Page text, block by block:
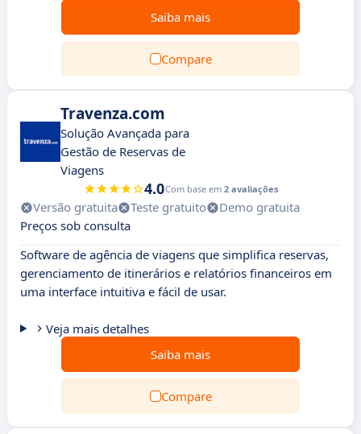
Saiba mais
Compare
Travenza.com
Solução Avançada para
Gestão de Reservas de
Viagens
4.0Com base em 2 avaliações
Versão gratuita Teste gratuito
Demo gratuita
Preços sob consulta
Software de agência de viagens que simplifica reservas,
gerenciamento de itinerários e relatórios financeiros em
uma interface intuitiva e fácil de usar.
Veja mais detalhes
Saiba mais
Compare